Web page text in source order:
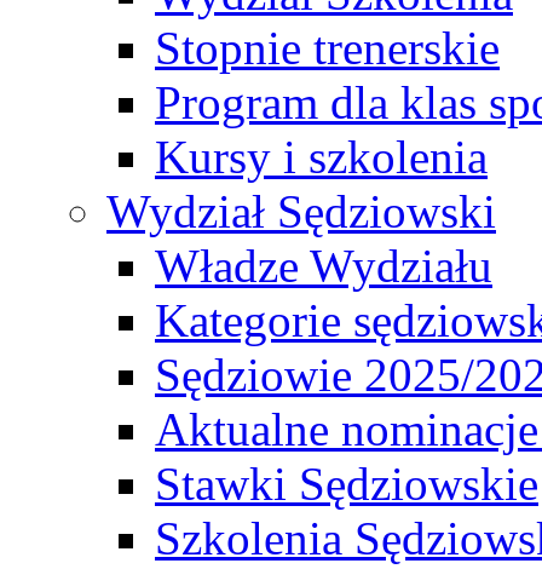
Stopnie trenerskie
Program dla klas
Kursy i szkolenia
Wydział Sędziowski
Władze Wydziału
Kategorie
Sędziowie 2025/
Aktualne
Stawki Sędziowskie
Szkolenia